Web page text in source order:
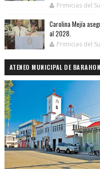
Primicias del
Carolina Mejía
al 2028.
Primicias del
ATENEO MUNICIPAL DE